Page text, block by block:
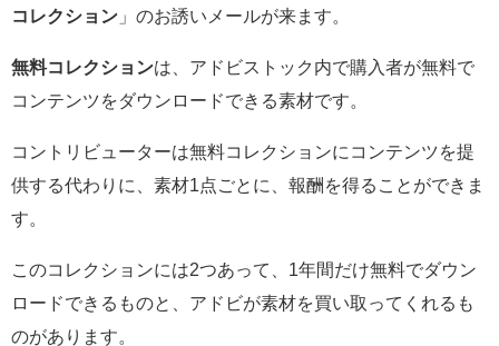
コレクション 」のお誘いメールが来ます。
無料コレクションは、アドビストック内で購入者が無料で
コンテンツをダウンロードできる素材です。
コントリビューターは無料コレクションにコンテンツを提
供する代わりに、素材1点ごとに、報酬を得ることができま
す。
このコレクションには2つあって、1年間だけ無料でダウン
ロードできるものと、アドビが素材を買い取ってくれるも
のがあります。